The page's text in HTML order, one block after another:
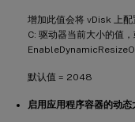
增加此值会将 vDisk 上
C: 驱动器当前大小的值
默认值 = 2048
启用应用程序容器的动态